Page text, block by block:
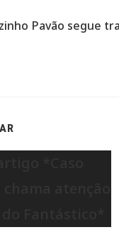
Pavão segue